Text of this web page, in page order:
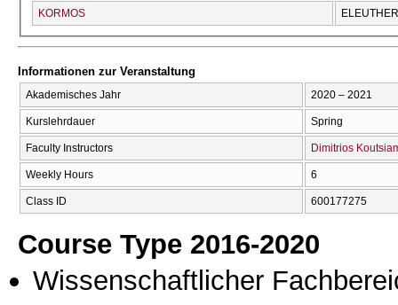
KORMOS
Informationen zur Veranstaltung
Akademisches Jahr 2020 – 2021
Kurslehrdauer Spring
Faculty Instructors Dimitrios
Weekly Hours 6
Class ID 600177275
Course Type 2016-2020
Wissenschaftlicher